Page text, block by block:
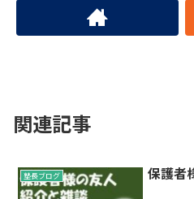
関連記事
塾長ブログ 保護者